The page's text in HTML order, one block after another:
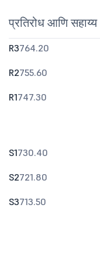
प्रतिरोध आणि सहाय्य
R3764.20
R2755.60
R1747.30
S1730.40
S2721.80
S3713.50